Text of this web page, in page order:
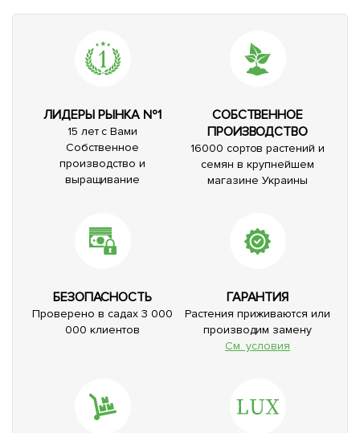
ЛИДЕРЫ РЫНКА №1
15 лет с Вами
Собственное
производство и
выращивание
СОБСТВЕННОЕ
ПРОИЗВОДСТВО
16000 сортов растений и
семян в крупнейшем
магазине Украины
БЕЗОПАСНОСТЬ
Проверено в садах 3 000
000 клиентов
ГАРАНТИЯ
Растения приживаются или
производим замену
См. условия